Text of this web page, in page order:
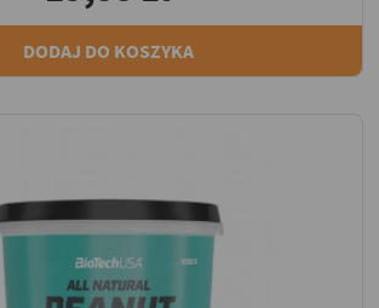
DODAJ DO KOSZYKA